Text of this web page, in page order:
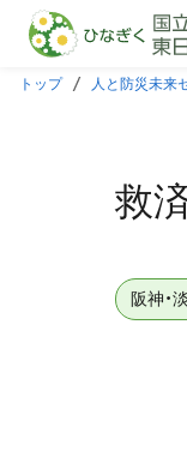
本文に飛ぶ
トップ 人と防災未
救
阪神・